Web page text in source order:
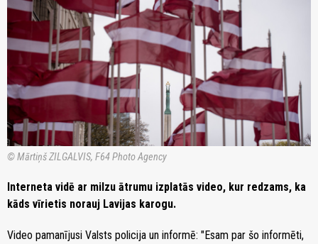
© Mārtiņš ZILGALVIS, F64 Photo Agency
Interneta vidē ar milzu ātrumu izplatās video, kur redzams, ka
kāds vīrietis norauj Lavijas karogu.
Video pamanījusi Valsts policija un informē: "Esam par šo informēti,